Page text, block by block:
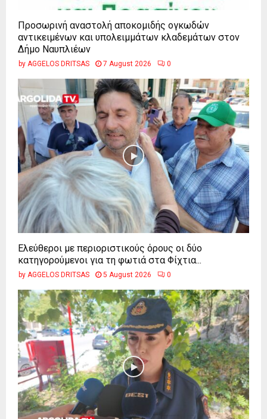
Προσωρινή αναστολή αποκομιδής ογκωδών
αντικειμένων και υπολειμμάτων κλαδεμάτων στον
Δήμο Ναυπλιέων
by AGGELOS DRITSAS 7 August 2026 0
Ελεύθεροι με περιοριστικούς όρους οι δύο
κατηγορούμενοι για τη φωτιά στα Φίχτια...
by AGGELOS DRITSAS 5 August 2026 0